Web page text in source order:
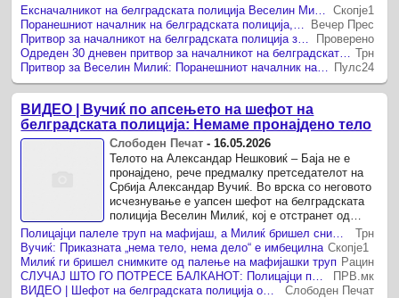
Скопје1
Вечер Прес
Проверено
Трн
Пулс24
ВИДЕО | Вучиќ по апсењето на шефот на
белградската полиција: Немаме пронајдено тело
Слободен Печат - 16.05.2026
Телото на Александар Нешковиќ – Баја не е
пронајдено, рече предмалку претседателот на
Србија Александар Вучиќ. Во врска со неговото
исчезнување е уапсен шефот на белградската
полиција Веселин Милиќ, кој е отстранет од
позицијата и доби 30-дневен ...
Трн
Вучиќ: Приказната „нема тело, нема дело“ е имбецилна Скопје1
Милиќ ги бришел снимките од палење на мафијашки труп Рацин
ПРВ.мк
Слободен Печат